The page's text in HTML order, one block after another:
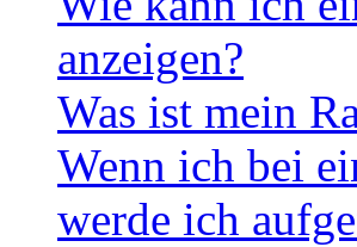
anzeigen?
Was ist mein
Wenn ich bei
werde ich